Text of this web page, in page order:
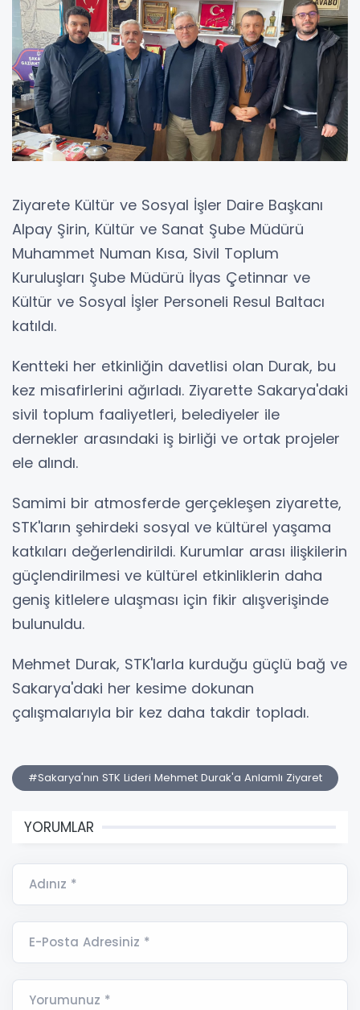
Ziyarete Kültür ve Sosyal İşler Daire Başkanı
Alpay Şirin, Kültür ve Sanat Şube Müdürü
Muhammet Numan Kısa, Sivil Toplum
Kuruluşları Şube Müdürü İlyas Çetinnar ve
Kültür ve Sosyal İşler Personeli Resul Baltacı
katıldı.
Kentteki her etkinliğin davetlisi olan Durak, bu
kez misafirlerini ağırladı. Ziyarette Sakarya'daki
sivil toplum faaliyetleri, belediyeler ile
dernekler arasındaki iş birliği ve ortak projeler
ele alındı.
Samimi bir atmosferde gerçekleşen ziyarette,
STK'ların şehirdeki sosyal ve kültürel yaşama
katkıları değerlendirildi. Kurumlar arası ilişkilerin
güçlendirilmesi ve kültürel etkinliklerin daha
geniş kitlelere ulaşması için fikir alışverişinde
bulunuldu.
Mehmet Durak, STK'larla kurduğu güçlü bağ ve
Sakarya'daki her kesime dokunan
çalışmalarıyla bir kez daha takdir topladı.
#Sakarya'nın STK Lideri Mehmet Durak'a Anlamlı Ziyaret
YORUMLAR
Adınız *
E-Posta Adresiniz *
Yorumunuz *